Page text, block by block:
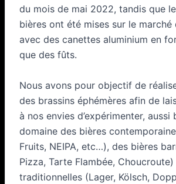
du mois de mai 2022, tandis que
bières ont été mises sur le marché
avec des canettes aluminium en
que des fûts.
Nous avons pour objectif de
des brassins éphémères afin de
à nos envies d’expérimenter, aussi
domaine des bières
Fruits, NEIPA, etc…), des bières
Pizza, Tarte Flambée,
traditionnelles (Lager, Kölsch,